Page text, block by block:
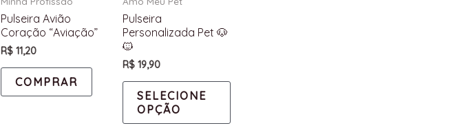
Pulseira Avião
Coração “Aviação”
R$ 11,20
COMPRAR
Pulseira
Personalizada Pet 🐶
🐱
R$ 19,90
SELECIONE
OPÇÃO